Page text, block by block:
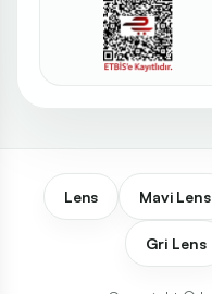
Lens Mavi Lens
Gri Lens